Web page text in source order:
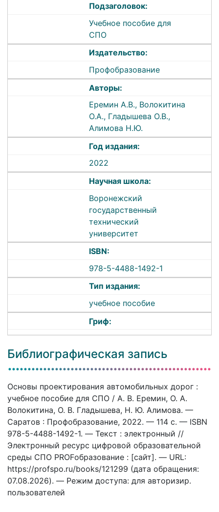
Подзаголовок:
Учебное пособие для
СПО
Издательство:
Профобразование
Авторы:
Еремин А.В., Волокитина
О.А., Гладышева О.В.,
Алимова Н.Ю.
Год издания:
2022
Научная школа:
Воронежский
государственный
технический
университет
ISBN:
978-5-4488-1492-1
Тип издания:
учебное пособие
Гриф:
Библиографическая запись
Основы проектирования автомобильных дорог :
учебное пособие для СПО / А. В. Еремин, О. А.
Волокитина, О. В. Гладышева, Н. Ю. Алимова. —
Саратов : Профобразование, 2022. — 114 c. — ISBN
978-5-4488-1492-1. — Текст : электронный //
Электронный ресурс цифровой образовательной
среды СПО PROFобразование : [сайт]. — URL:
https://profspo.ru/books/121299 (дата обращения:
07.08.2026). — Режим доступа: для авторизир.
пользователей